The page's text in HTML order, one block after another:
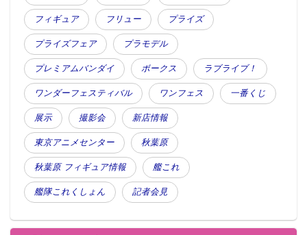
フィギュア フリュー プライズ
プライズフェア プラモデル
プレミアムバンダイ ボークス ラブライブ！
ワンダーフェスティバル ワンフェス 一番くじ
展示 撮影会 新店情報
東京アニメセンター 秋葉原
秋葉原 フィギュア情報 艦これ
艦隊これくしょん 記者会見